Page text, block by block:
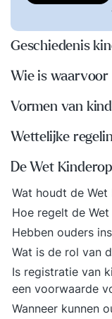
Geschiedenis
Wie is
Vormen van
Wettelijke
De Wet
Wat houdt de
Hoe regelt de
Hebben ouders
Wat is de rol van
Is registratie van
een voorwaarde
Wanneer kunnen